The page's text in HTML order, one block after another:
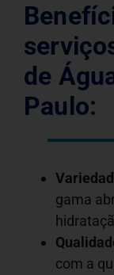
de
Paulo:
gama
com a